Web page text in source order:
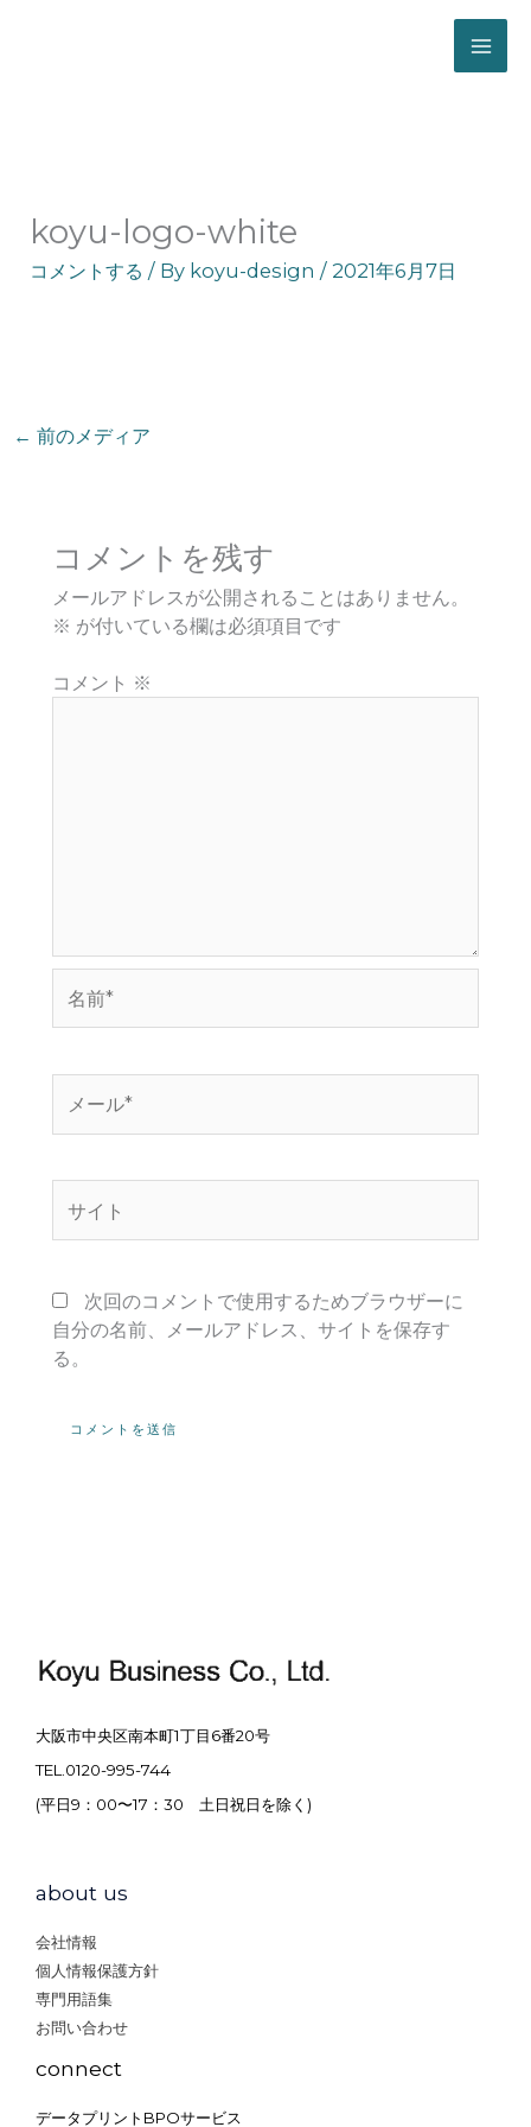
koyu-logo-white
コメントする / By koyu-design/2021年6月7日
← 前のメディア
コメントを残す
メールアドレスが公開されることはありません。
※ が付いている欄は必須項目です
コメント ※
前
次回のコメントで使用するためブラウザーに
自分の名前、メールアドレス、サイトを保存す
る。
大阪市中央区南本町1丁目6番20号
TEL.0120-995-744
(平日9：00〜17：30 土日祝日を除く)
about us
会社情報
個人情報保護方針
専門用語集
お問い合わせ
connect
データプリントBPOサービス